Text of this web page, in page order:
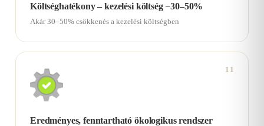
Költséghatékony – kezelési költség −30–50%
Akár 30–50% csökkenés a kezelési költségben
11
Eredményes, fenntartható ökologikus rendszer